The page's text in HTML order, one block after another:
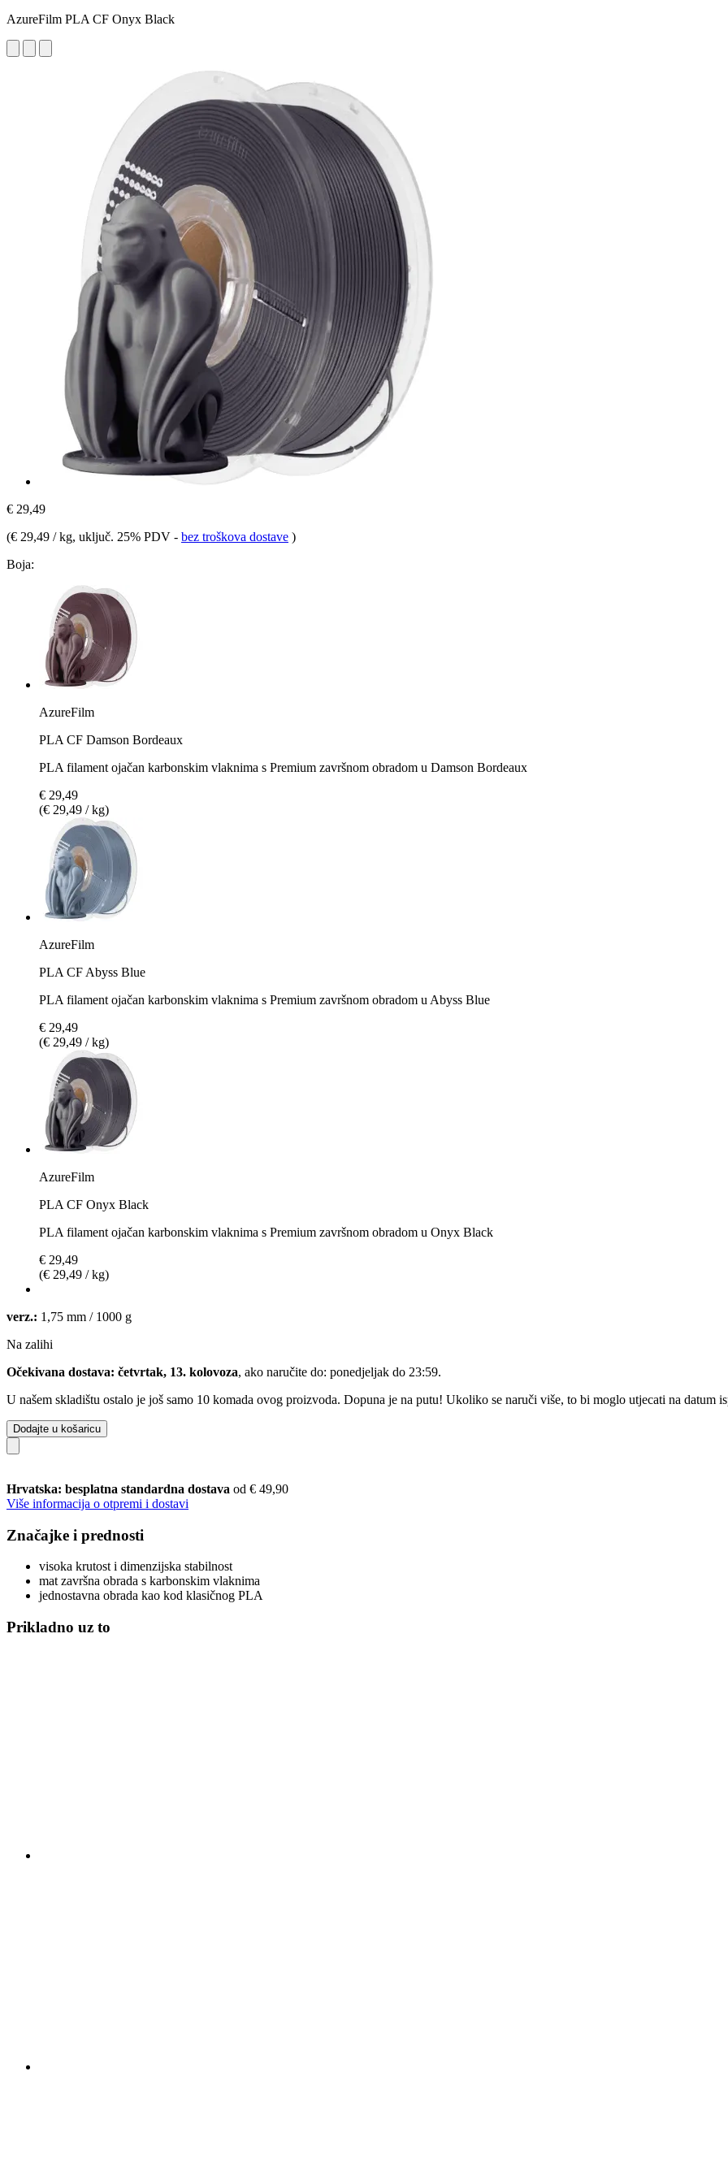
AzureFilm PLA CF Onyx Black
€ 29,49
(€ 29,49 / kg, uključ. 25% PDV - bez troškova dostave )
Boja:
AzureFilm
PLA CF Damson Bordeaux
PLA filament ojačan karbonskim vlaknima s Premium završnom obradom u Damson Bordeaux
€ 29,49
(€ 29,49 / kg)
AzureFilm
PLA CF Abyss Blue
PLA filament ojačan karbonskim vlaknima s Premium završnom obradom u Abyss Blue
€ 29,49
(€ 29,49 / kg)
AzureFilm
PLA CF Onyx Black
PLA filament ojačan karbonskim vlaknima s Premium završnom obradom u Onyx Black
€ 29,49
(€ 29,49 / kg)
verz.: 1,75 mm / 1000 g
Na zalihi
Očekivana dostava: četvrtak, 13. kolovoza, ako naručite do: ponedjeljak do 23:59.
U našem skladištu ostalo je još samo 10 komada ovog proizvoda. Dopuna je na putu! Ukoliko se naruči više, to bi moglo utjecati na datum
Dodajte u košaricu
Hrvatska: besplatna standardna dostava od € 49,90
Više informacija o otpremi i dostavi
Značajke i prednosti
visoka krutost i dimenzijska stabilnost
mat završna obrada s karbonskim vlaknima
jednostavna obrada kao kod klasičnog PLA
Prikladno uz to